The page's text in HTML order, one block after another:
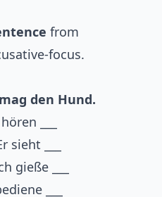
from
focus.
den Hund.
___
___
___
___